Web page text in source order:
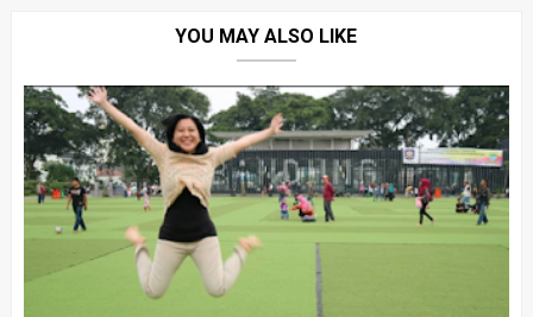
YOU MAY ALSO LIKE